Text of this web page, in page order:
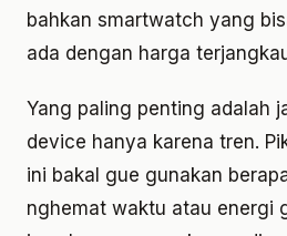
bahkan smartwatch yang
ada dengan harga
Yang paling penting adalah
device hanya karena tren.
ini bakal gue gunakan
nghemat waktu atau energi